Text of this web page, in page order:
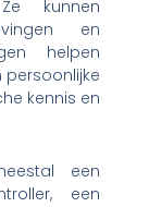
kunnen
en
helpen
kennis en
een
een